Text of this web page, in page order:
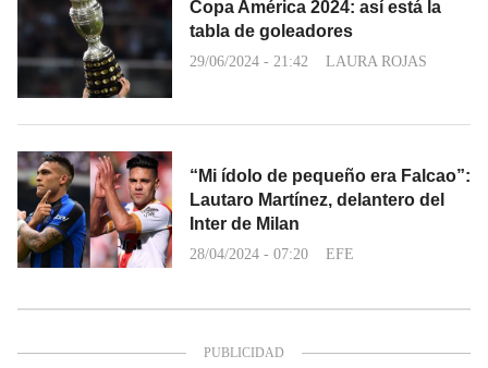
Copa América 2024: así está la
tabla de goleadores
29/06/2024 - 21:42 LAURA ROJAS
“Mi ídolo de pequeño era Falcao”:
Lautaro Martínez, delantero del
Inter de Milan
28/04/2024 - 07:20 EFE